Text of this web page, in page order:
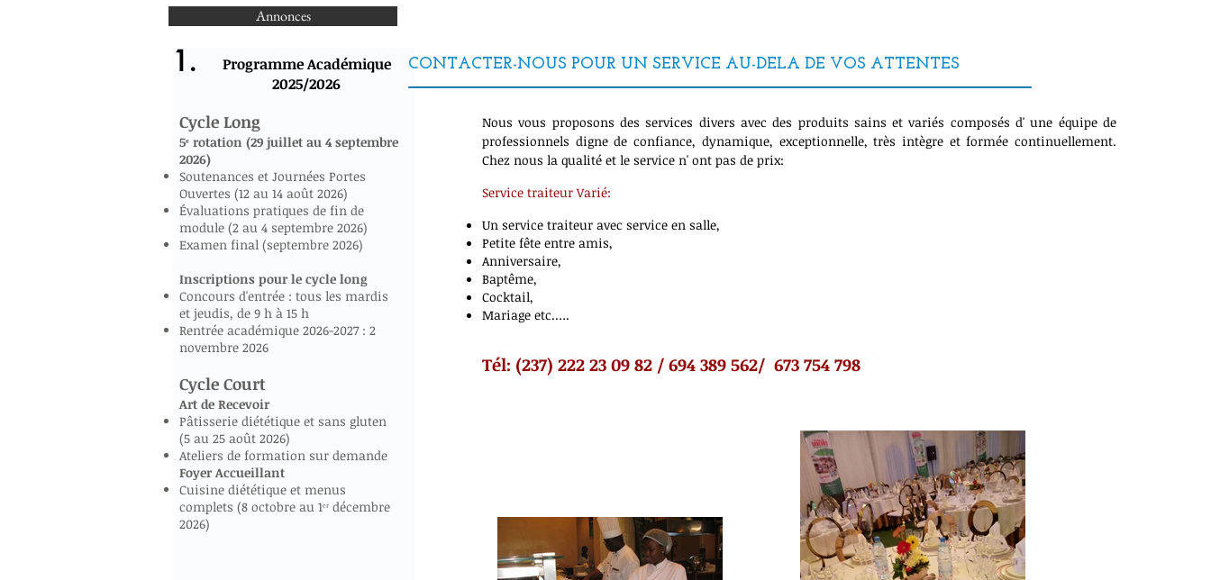
CONTACTER-NOUS POUR UN SERVICE AU-DELA DE VOS ATTENTES
Nous vous proposons des services divers avec des produits sains et variés composés d' une équipe de
professionnels digne de confiance, dynamique, exceptionnelle, très intègre et formée continuellement.
Chez nous la qualité et le service n' ont pas de prix:
Service traiteur Varié:
Un service traiteur avec service en salle,
Petite fête entre amis,
Anniversaire,
Baptême,
Cocktail,
Mariage etc.….
Tél: (237) 222 23 09 82 / 694 389 562/ 673 754 798
Annonces
Programme Académique
2025/2026
Cycle Long
5ᵉ rotation (29 juillet au 4 septembre
2026)
Soutenances et Journées Portes
Ouvertes (12 au 14 août 2026)
Évaluations pratiques de fin de
module (2 au 4 septembre 2026)
Examen final (septembre 2026)
Inscriptions pour le cycle long
Concours d'entrée : tous les mardis
et jeudis, de 9 h à 15 h
Rentrée académique 2026-2027 : 2
novembre 2026
Cycle Court
Art de Recevoir
Pâtisserie diététique et sans gluten
(5 au 25 août 2026)
Ateliers de formation sur demande
Foyer Accueillant
Cuisine diététique et menus
complets (8 octobre au 1ᵉʳ décembre
2026)
1.